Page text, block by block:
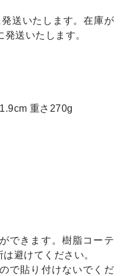
送いたします。在庫が
送いたします。
重さ270g
できます。樹脂コーテ
避けてください。
で貼り付けないでくだ